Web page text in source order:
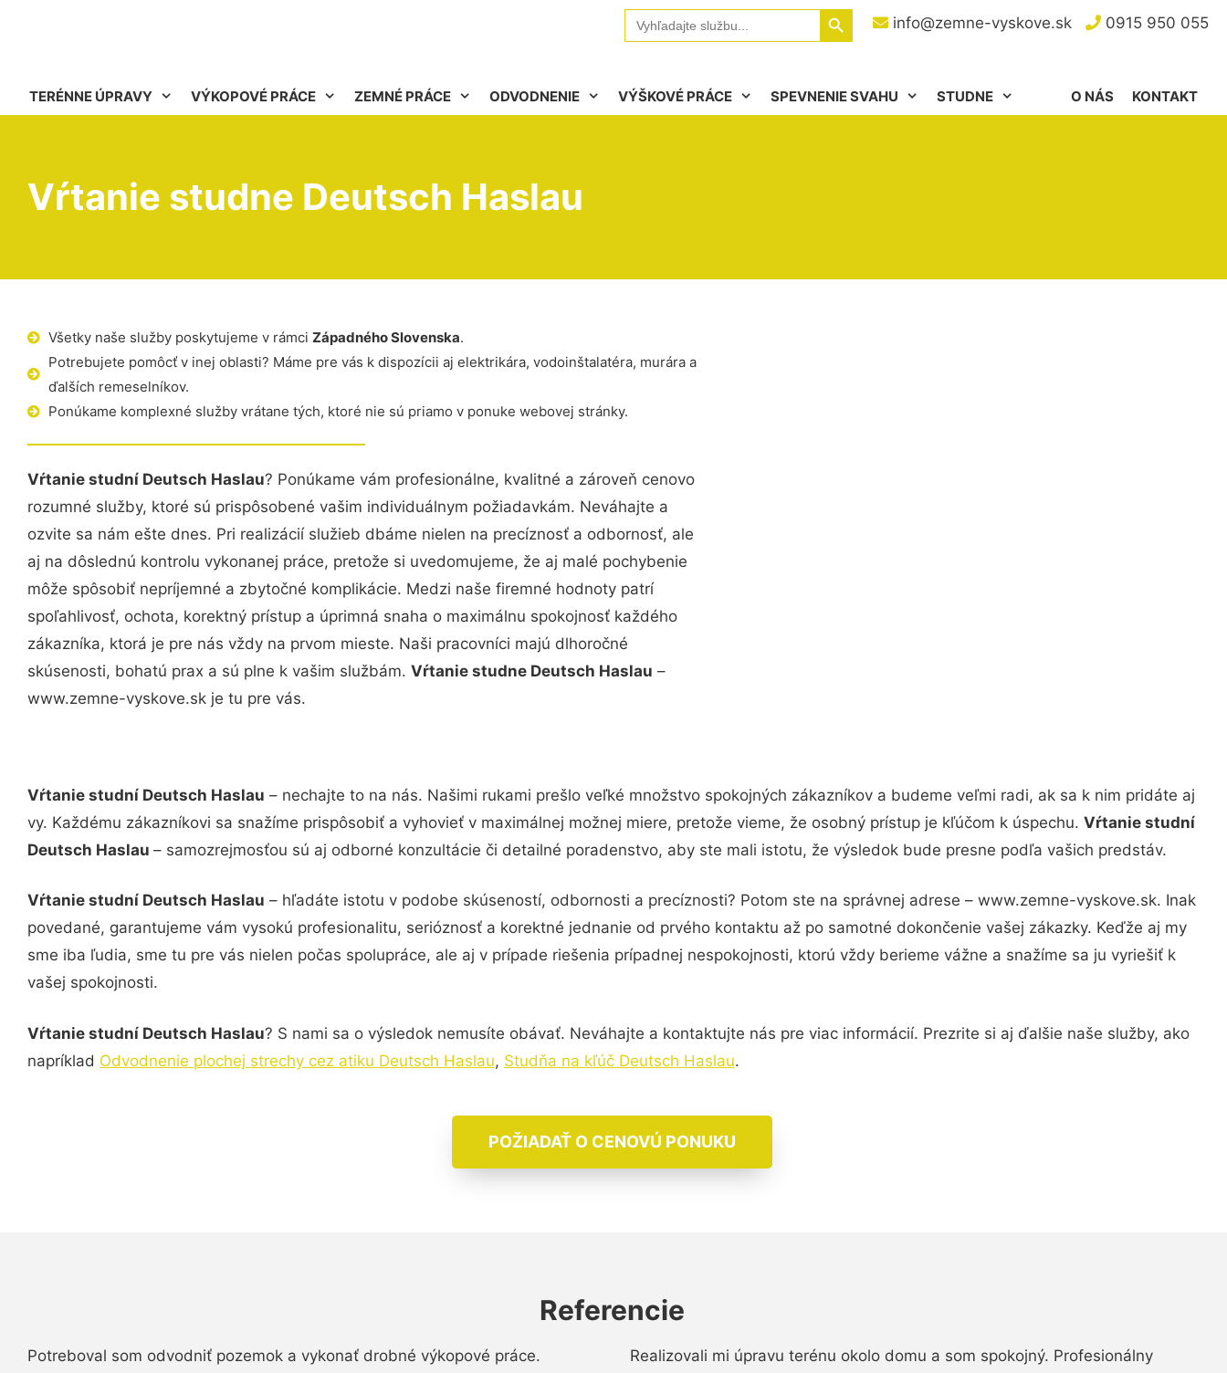
info@zemne-vyskove.sk 0915 950 055
Search
for:
Search Button
TERÉNNE ÚPRAVY VÝKOPOVÉ PRÁCE ZEMNÉ PRÁCE ODVODNENIE VÝŠKOVÉ PRÁCE SPEVNENIE SVAHU STUDNE KONTAKT
O NÁS
Vŕtanie studne Deutsch Haslau
Všetky naše služby poskytujeme v rámci Západného Slovenska.
Potrebujete pomôcť v inej oblasti? Máme pre vás k dispozícii aj elektrikára, vodoinštalatéra, murára a
ďalších remeselníkov.
Ponúkame komplexné služby vrátane tých, ktoré nie sú priamo v ponuke webovej stránky.
Vŕtanie studní Deutsch Haslau? Ponúkame vám profesionálne, kvalitné a zároveň cenovo
rozumné služby, ktoré sú prispôsobené vašim individuálnym požiadavkám. Neváhajte a
ozvite sa nám ešte dnes. Pri realizácií služieb dbáme nielen na precíznosť a odbornosť, ale
aj na dôslednú kontrolu vykonanej práce, pretože si uvedomujeme, že aj malé pochybenie
môže spôsobiť nepríjemné a zbytočné komplikácie. Medzi naše firemné hodnoty patrí
spoľahlivosť, ochota, korektný prístup a úprimná snaha o maximálnu spokojnosť každého
zákazníka, ktorá je pre nás vždy na prvom mieste. Naši pracovníci majú dlhoročné
skúsenosti, bohatú prax a sú plne k vašim službám. Vŕtanie studne Deutsch Haslau –
www.zemne-vyskove.sk je tu pre vás.
Vŕtanie studní Deutsch Haslau – nechajte to na nás. Našimi rukami prešlo veľké množstvo spokojných zákazníkov a budeme veľmi radi, ak sa k nim pridáte aj
vy. Každému zákazníkovi sa snažíme prispôsobiť a vyhovieť v maximálnej možnej miere, pretože vieme, že osobný prístup je kľúčom k úspechu. Vŕtanie studní
Deutsch Haslau – samozrejmosťou sú aj odborné konzultácie či detailné poradenstvo, aby ste mali istotu, že výsledok bude presne podľa vašich predstáv.
Vŕtanie studní Deutsch Haslau – hľadáte istotu v podobe skúseností, odbornosti a precíznosti? Potom ste na správnej adrese – www.zemne-vyskove.sk. Inak
povedané, garantujeme vám vysokú profesionalitu, serióznosť a korektné jednanie od prvého kontaktu až po samotné dokončenie vašej zákazky. Keďže aj my
sme iba ľudia, sme tu pre vás nielen počas spolupráce, ale aj v prípade riešenia prípadnej nespokojnosti, ktorú vždy berieme vážne a snažíme sa ju vyriešiť k
vašej spokojnosti.
Vŕtanie studní Deutsch Haslau? S nami sa o výsledok nemusíte obávať. Neváhajte a kontaktujte nás pre viac informácií. Prezrite si aj ďalšie naše služby, ako
napríklad Odvodnenie plochej strechy cez atiku Deutsch Haslau, Studňa na kľúč Deutsch Haslau.
POŽIADAŤ O CENOVÚ PONUKU
Referencie
Potreboval som odvodniť pozemok a vykonať drobné výkopové práce.
Realizovali mi úpravu terénu okolo domu a som spokojný. Profesionálny